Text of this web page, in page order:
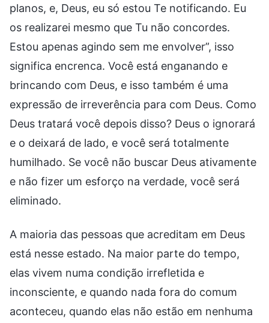
planos, e, Deus, eu só estou Te notificando. Eu
os realizarei mesmo que Tu não concordes.
Estou apenas agindo sem me envolver”, isso
significa encrenca. Você está enganando e
brincando com Deus, e isso também é uma
expressão de irreverência para com Deus. Como
Deus tratará você depois disso? Deus o ignorará
e o deixará de lado, e você será totalmente
humilhado. Se você não buscar Deus ativamente
e não fizer um esforço na verdade, você será
eliminado.
A maioria das pessoas que acreditam em Deus
está nesse estado. Na maior parte do tempo,
elas vivem numa condição irrefletida e
inconsciente, e quando nada fora do comum
aconteceu, quando elas não estão em nenhuma